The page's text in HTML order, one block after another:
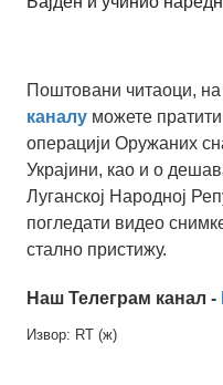
Поштовани читаоци,
каналу можете
операцији Оружаних
Украјини, као и о
Луганској Народној
погледати видео
стално пристижу.
Наш Телеграм канал -
Извор: RT (ж)